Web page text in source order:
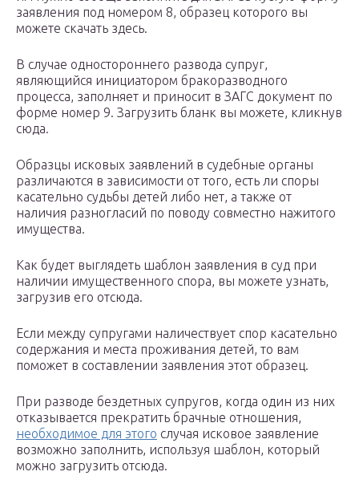
заявления под номером 8, образец которого вы
можете скачать здесь.
В случае одностороннего развода супруг,
являющийся инициатором бракоразводного
процесса, заполняет и приносит в ЗАГС документ по
форме номер 9. Загрузить бланк вы можете, кликнув
сюда.
Образцы исковых заявлений в судебные органы
различаются в зависимости от того, есть ли споры
касательно судьбы детей либо нет, а также от
наличия разногласий по поводу совместно нажитого
имущества.
Как будет выглядеть шаблон заявления в суд при
наличии имущественного спора, вы можете узнать,
загрузив его отсюда.
Если между супругами наличествует спор касательно
содержания и места проживания детей, то вам
поможет в составлении заявления этот образец.
При разводе бездетных супругов, когда один из них
отказывается прекратить брачные отношения,
необходимое для этого случая исковое заявление
возможно заполнить, используя шаблон, который
можно загрузить отсюда.